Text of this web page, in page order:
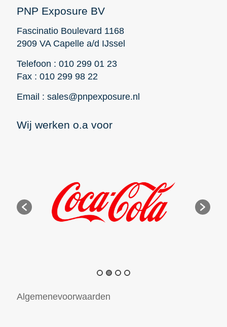
PNP Exposure BV
Fascinatio Boulevard 1168
2909 VA Capelle a/d IJssel
Telefoon : 010 299 01 23
Fax : 010 299 98 22
Email : sales@pnpexposure.nl
Wij werken o.a voor
Algemenevoorwaarden